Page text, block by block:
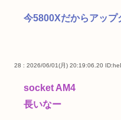
今5800Xだからアップ
28 : 2026/06/01(月) 20:19:06.20
socket AM4
長いなー